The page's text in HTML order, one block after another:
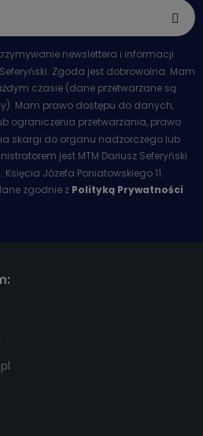
newslettera i informacji
Zgoda jest dobrowolna. Mam
czasie (dane przetwarzane są
Mam prawo dostępu do danych,
ograniczenia przetwarzania, prawo
skargi do organu nadzorczego lub
jest MTM Dariusz Seferyński
Księcia Józefa Poniatowskiego 11.
zgodnie z Polityką Prywatności